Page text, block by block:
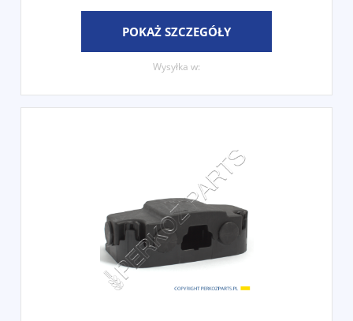
POKAŻ SZCZEGÓŁY
Wysyłka w: